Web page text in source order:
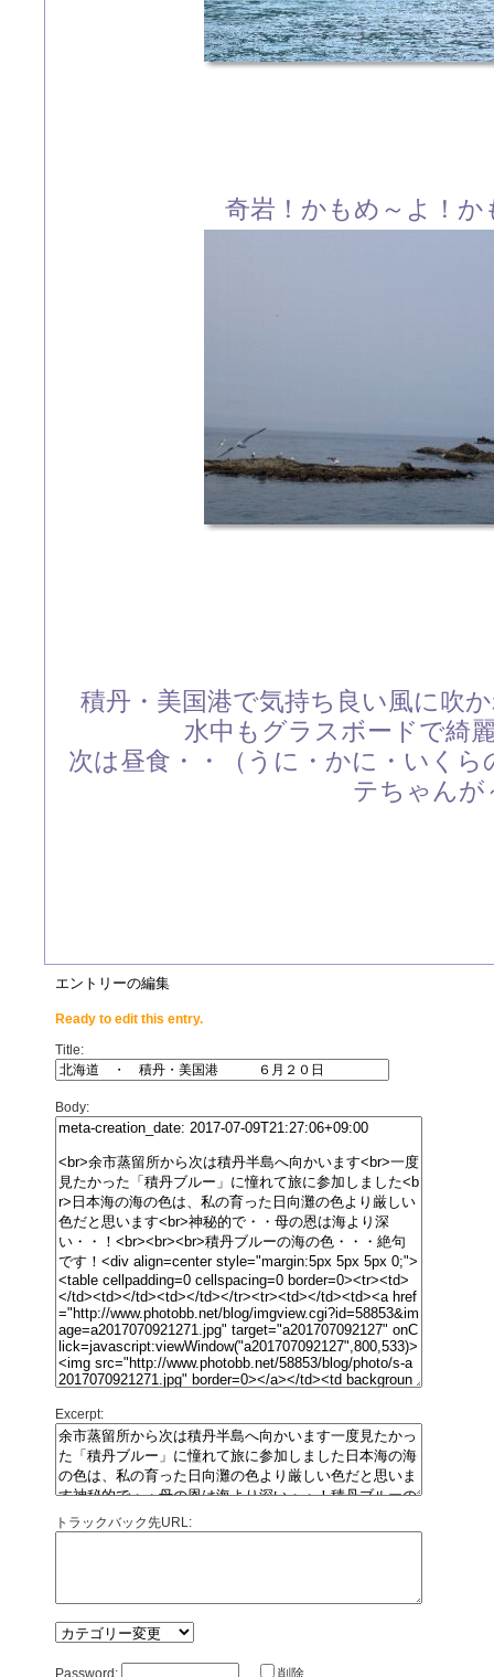
奇岩！かもめ～よ！か
積丹・美国港で気持ち良い風に吹
水中もグラスボードで綺
次は昼食・・（うに・かに・いく
テちゃんが
エントリーの編集
Ready to edit this entry.
Title:
Body:
Excerpt:
トラックバック先URL:
Password: 削除